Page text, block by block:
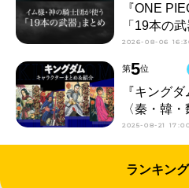
『ONE
「19本の
2026-08-06
第5位
『キング
〈秦・韓
2025-08-21 17:00
ランキン